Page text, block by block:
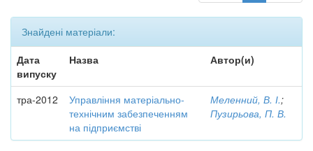
Знайдені матеріали:
Дата
випуску
Назва Автор(и)
тра-2012
Управління матеріально-
технічним забезпеченням
на підприємстві
Меленний, В. І.;
Пузирьова, П. В.